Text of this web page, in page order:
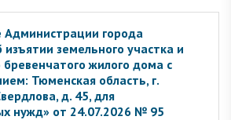
Администрации города
изъятии земельного участка и
жилого дома с
Тюменская область, г.
д. 45, для
нужд» от 24.07.2026 № 95